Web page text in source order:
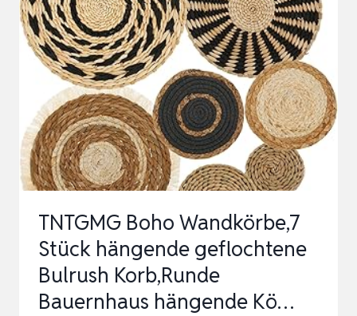
RATTAN
WALL
DECOR,
RUNDE
GEWEBTE
WANDDEKORATION
HANDGEFERTIGT
FLACH
TNTGMG Boho Wandkörbe,7
Stück hängende geflochtene
Bulrush Korb,Runde
Bauernhaus hängende Kö…